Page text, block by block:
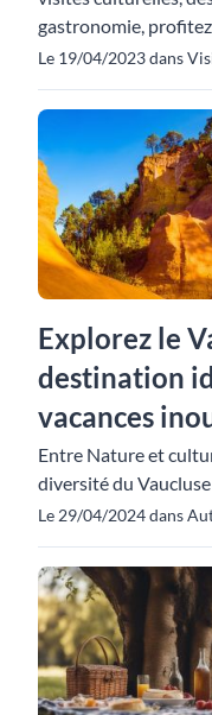
gastronomie,
Le 19/04/2023 dans
Explorez le
destination
vacances
Entre Nature et
diversité du Vaucluse
Le 29/04/2024 dans